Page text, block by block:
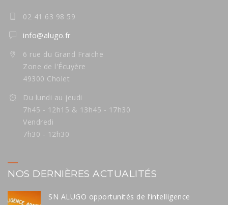
02 41 63 98 59
info@alugo.fr
6 rue du Grand Fraiche
Zone de l'Écuyère
49300 Cholet
Du lundi au jeudi
7h45 - 12h15 & 13h45 - 17h30
Vendredi
7h30 - 12h30
NOS DERNIÈRES ACTUALITÉS
SN ALUGO opportunités de l’intelligence